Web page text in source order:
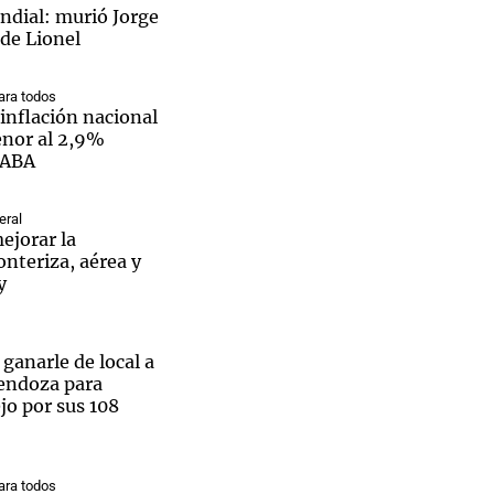
murió Jorge
Lionel
todos
nacional
al 2,9%
la
aérea y
de local a
para
por sus 108
todos